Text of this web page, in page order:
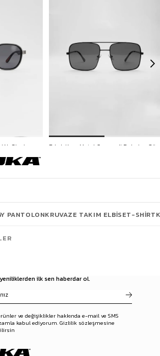
Siyah
ilk sen haberdar ol.
ve değişiklikler hakkında e-mail ve SMS
kabul ediyorum. Gizlilik sözleşmesine
PANTOLONKRUVAZE TAKIM ELBISET-SHIRT